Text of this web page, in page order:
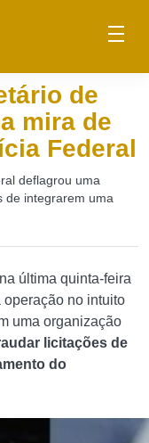
de
mira de
Federal
deflagrou uma
de integrarem uma
última quinta-feira
operação no intuito
uma organização
licitações de
do